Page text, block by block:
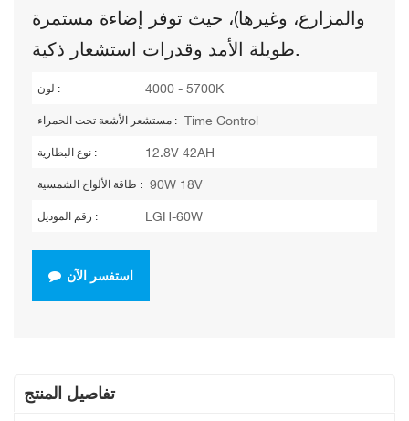
والمزارع، وغيرها)، حيث توفر إضاءة مستمرة
طويلة الأمد وقدرات استشعار ذكية.
لون : 4000 - 5700K
مستشعر الأشعة تحت الحمراء : Time Control
نوع البطارية : 12.8V 42AH
طاقة الألواح الشمسية : 90W 18V
رقم الموديل : LGH-60W
استفسر الآن
تفاصيل المنتج